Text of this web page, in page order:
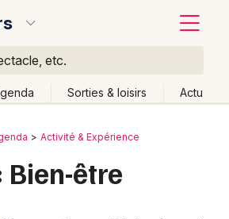
etc.
Sorties & loisirs Actu
Activité & Expérience
Bien-être
Partout
Près de moi